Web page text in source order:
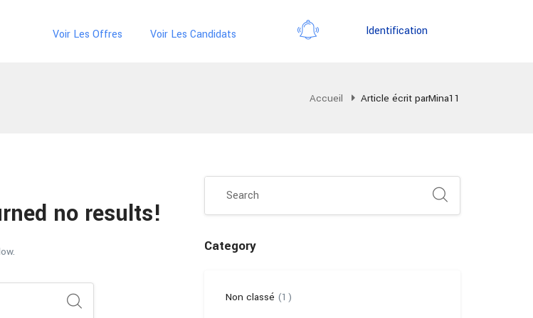
Voir Les Offres Voir Les Candidats Identification
Accueil Article écrit parMina11
no results!
Category
Non classé (1)